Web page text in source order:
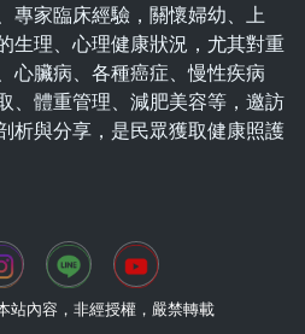
專家臨床經驗，關懷婦幼、上
生理、心理健康狀況，尤其對重
心臟病、各種癌症、慢性疾病
、體重管理、減肥美容等，邀訪
析與分享，是民眾獲取健康照護
站內容，非經授權，嚴禁轉載